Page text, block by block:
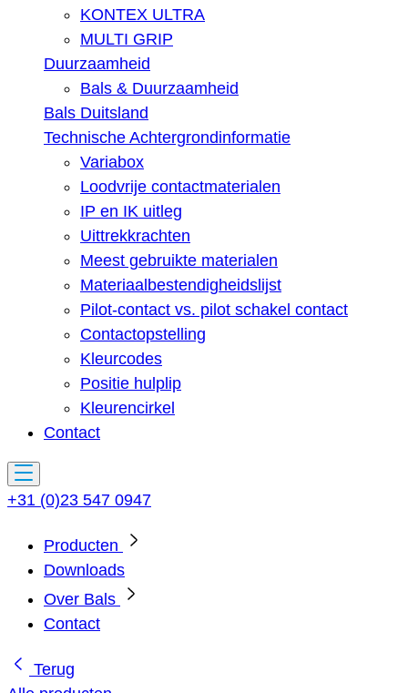
KONTEX ULTRA
MULTI GRIP
Duurzaamheid
Bals & Duurzaamheid
Bals Duitsland
Technische Achtergrondinformatie
Variabox
Loodvrije contactmaterialen
IP en IK uitleg
Uittrekkrachten
Meest gebruikte materialen
Materiaalbestendigheidslijst
Pilot-contact vs. pilot schakel contact
Contactopstelling
Kleurcodes
Positie hulplip
Kleurencirkel
Contact
+31 (0)23 547 0947
Producten
Downloads
Over Bals
Contact
Terug